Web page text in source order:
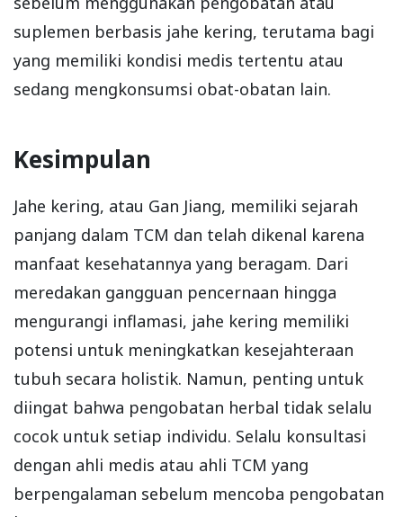
suplemen berbasis jahe kering, terutama bagi
yang memiliki kondisi medis tertentu atau
sedang mengkonsumsi obat-obatan lain.
Kesimpulan
Jahe kering, atau Gan Jiang, memiliki sejarah
panjang dalam TCM dan telah dikenal karena
manfaat kesehatannya yang beragam. Dari
meredakan gangguan pencernaan hingga
mengurangi inflamasi, jahe kering memiliki
potensi untuk meningkatkan kesejahteraan
tubuh secara holistik. Namun, penting untuk
diingat bahwa pengobatan herbal tidak selalu
cocok untuk setiap individu. Selalu konsultasi
dengan ahli medis atau ahli TCM yang
berpengalaman sebelum mencoba pengobatan